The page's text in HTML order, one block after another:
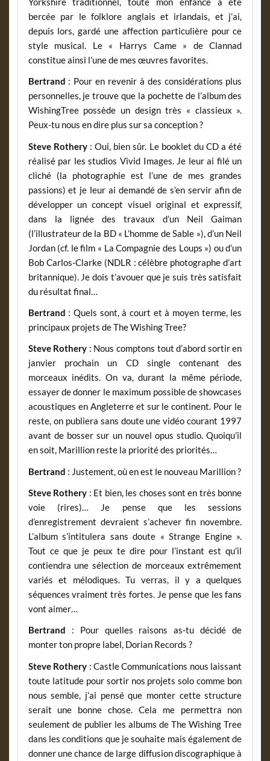
bercée par le folklore anglais et irlandais, et j’ai,
depuis lors, gardé une affection particulière pour ce
style musical. Le « Harrys Came » de Clannad
constitue ainsi l’une de mes œuvres favorites.
Bertrand : Pour en revenir à des considérations plus
personnelles, je trouve que la pochette de l’album des
WishingTree possède un design très « classieux ».
Peux-tu nous en dire plus sur sa conception ?
Steve Rothery: Oui, bien sûr. Le booklet du CD a été
réalisé par les studios Vivid Images. Je leur ai filé un
cliché (la photographie est l’une de mes grandes
passions) et je leur ai demandé de s’en servir afin de
développer un concept visuel original et expressif,
dans la lignée des travaux d’un Neil Gaiman
(l’illustrateur de la BD « L’homme de Sable »), d’un Neil
Jordan (cf. le film « La Compagnie des Loups ») ou d’un
Bob Carlos-Clarke (NDLR : célèbre photographe d’art
britannique). Je dois t’avouer que je suis très satisfait
du résultat final…
Bertrand : Quels sont, à court et à moyen terme, les
principaux projets de The Wishing Tree?
Steve Rothery : Nous comptons tout d’abord sortir en
janvier prochain un CD single contenant des
morceaux inédits. On va, durant la même période,
essayer de donner le maximum possible de showcases
acoustiques en Angleterre et sur le continent. Pour le
reste, on publiera sans doute une vidéo courant 1997
avant de bosser sur un nouvel opus studio. Quoiqu’il
en soit, Marillion reste la priorité des priorités…
Bertrand : Justement, où en est le nouveau Marillion ?
Steve Rothery : Et bien, les choses sont en très bonne
voie (rires)… Je pense que les sessions
d’enregistrement devraient s’achever fin novembre.
L’album s’intitulera sans doute « Strange Engine ».
Tout ce que je peux te dire pour l’instant est qu’il
contiendra une sélection de morceaux extrêmement
variés et mélodiques. Tu verras, il y a quelques
séquences vraiment très fortes. Je pense que les fans
vont aimer…
Bertrand : Pour quelles raisons as-tu décidé de
monter ton propre label, Dorian Records ?
Steve Rothery : Castle Communications nous laissant
toute latitude pour sortir nos projets solo comme bon
nous semble, j’ai pensé que monter cette structure
serait une bonne chose. Cela me permettra non
seulement de publier les albums de The Wishing Tree
dans les conditions que je souhaite mais également de
donner une chance de large diffusion discographique à